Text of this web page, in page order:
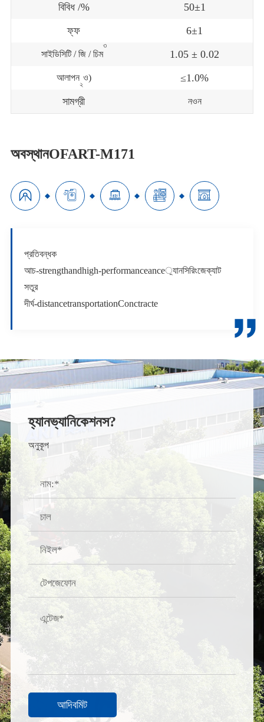
বিবিধ /%
50±1
ফ্ফ
6±1
সাইডিসিটি / জি / চিম
৩
1.05 ± 0.02
আলাপন
২
ও)
≤1.0%
সামগ্রী
নওন
অবস্থানOFART-M171
    
প্রতিবন্ধক
আচ-strengthandhigh-performanceance়্যানসিরিংজেক্যাট
সতুর
দীর্ঘ-distancetransportationConctracte

হ্যানভ্যানিকেশনস?
অনুকূপ
আদিবমিট